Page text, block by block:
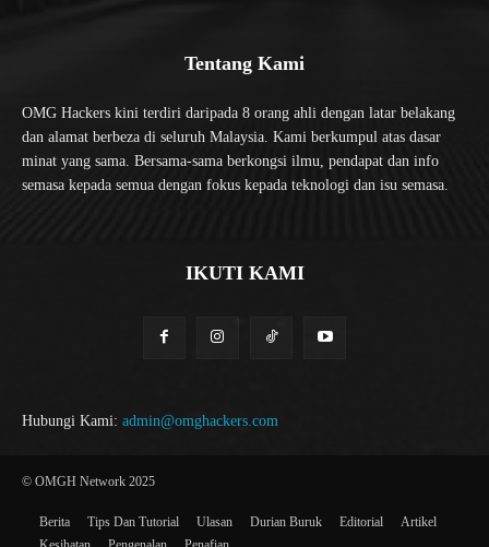
Tentang Kami
OMG Hackers kini terdiri daripada 8 orang ahli dengan latar belakang
dan alamat berbeza di seluruh Malaysia. Kami berkumpul atas dasar
minat yang sama. Bersama-sama berkongsi ilmu, pendapat dan info
semasa kepada semua dengan fokus kepada teknologi dan isu semasa.
IKUTI KAMI
Hubungi Kami: admin@omghackers.com
© OMGH Network 2025
Berita Tips Dan Tutorial Ulasan Durian Buruk Editorial
Artikel